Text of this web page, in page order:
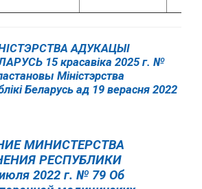
АДУКАЦЫІ
15 красавіка 2025 г. №
Міністэрства
Беларусь ад 19 верасня 2022
МИНИСТЕРСТВА
РЕСПУБЛИКИ
2022 г. № 79 Об